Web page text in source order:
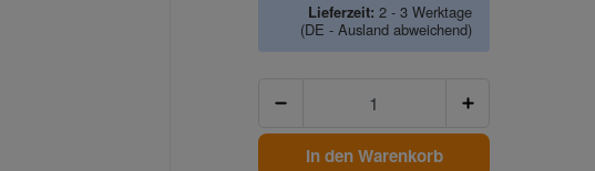
Lieferzeit: 2 - 3 Werktage
(DE - Ausland abweichend)
In den Warenkorb